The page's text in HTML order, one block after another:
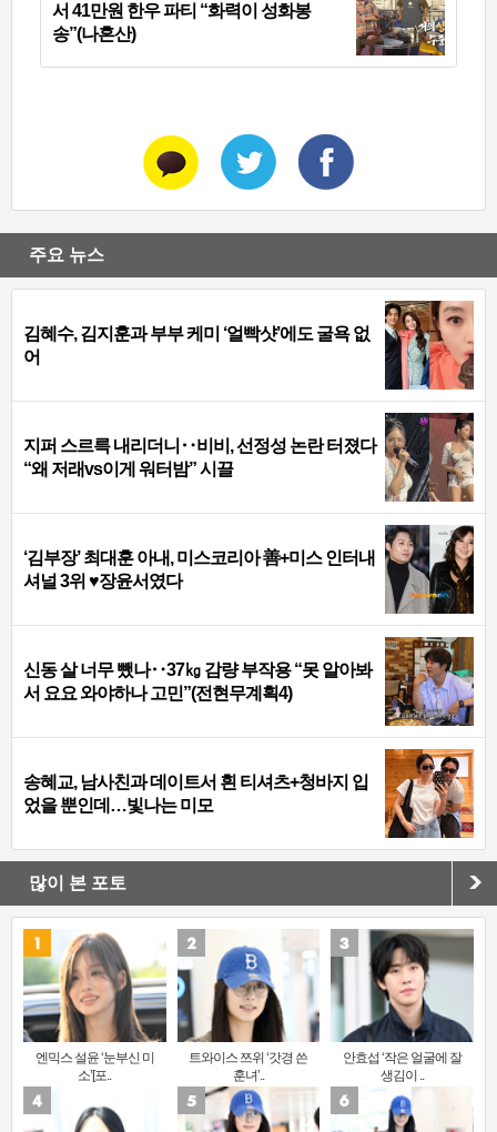
서 41만원 한우 파티 “화력이 성화봉
송”(나혼산)
주요 뉴스
김혜수, 김지훈과 부부 케미 ‘얼빡샷’에도 굴욕 없
어
지퍼 스르륵 내리더니‥비비, 선정성 논란 터졌다
“왜 저래vs이게 워터밤” 시끌
‘김부장’ 최대훈 아내, 미스코리아 善+미스 인터내
셔널 3위 ♥장윤서였다
신동 살 너무 뺐나‥37㎏ 감량 부작용 “못 알아봐
서 요요 와야하나 고민”(전현무계획4)
송혜교, 남사친과 데이트서 흰 티셔츠+청바지 입
었을 뿐인데…빛나는 미모
많이 본 포토
엔믹스 설윤 ‘눈부신 미
소’[포..
트와이스 쯔위 ‘갓경 쓴
훈녀’..
안효섭 ‘작은 얼굴에 잘
생김이 ..